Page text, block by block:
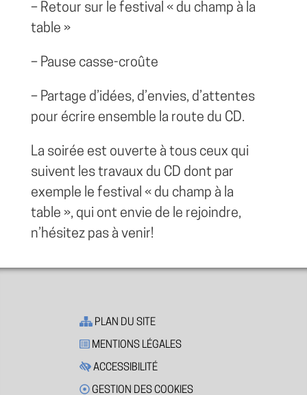
– Retour sur le festival « du champ à la
table »
– Pause casse-croûte
– Partage d’idées, d’envies, d’attentes
pour écrire ensemble la route du CD.
La soirée est ouverte à tous ceux qui
suivent les travaux du CD dont par
exemple le festival « du champ à la
table », qui ont envie de le rejoindre,
n’hésitez pas à venir!
PLAN DU SITE
MENTIONS LÉGALES
ACCESSIBILITÉ
GESTION DES COOKIES